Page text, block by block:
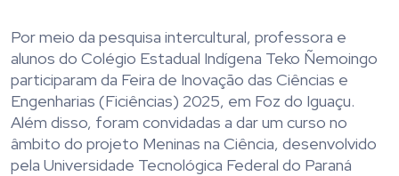
Por meio da pesquisa intercultural, professora e
alunos do Colégio Estadual Indígena Teko Ñemoingo
participaram da Feira de Inovação das Ciências e
Engenharias (Ficiências) 2025, em Foz do Iguaçu.
Além disso, foram convidadas a dar um curso no
âmbito do projeto Meninas na Ciência, desenvolvido
pela Universidade Tecnológica Federal do Paraná